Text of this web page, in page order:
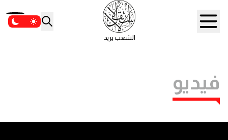
الشعب يريد
فيديو